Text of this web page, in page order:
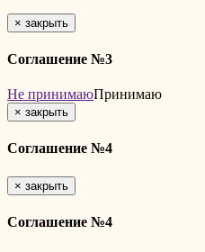
× закрыть
Соглашение №3
Не принимаюПринимаю
× закрыть
Соглашение №4
× закрыть
Соглашение №4